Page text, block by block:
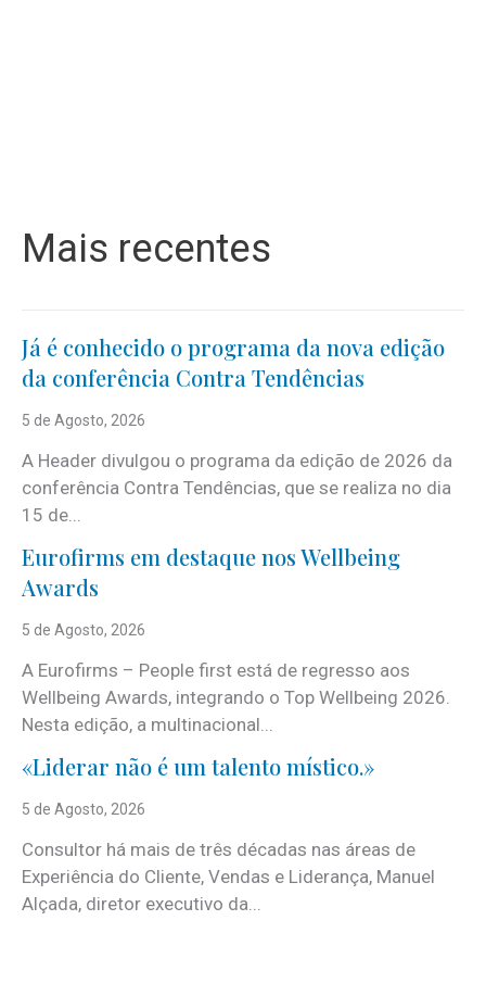
Mais recentes
Já é conhecido o programa da nova edição
da conferência Contra Tendências
5 de Agosto, 2026
A Header divulgou o programa da edição de 2026 da
conferência Contra Tendências, que se realiza no dia
15 de...
Eurofirms em destaque nos Wellbeing
Awards
5 de Agosto, 2026
A Eurofirms – People first está de regresso aos
Wellbeing Awards, integrando o Top Wellbeing 2026.
Nesta edição, a multinacional...
«Liderar não é um talento místico.»
5 de Agosto, 2026
Consultor há mais de três décadas nas áreas de
Experiência do Cliente, Vendas e Liderança, Manuel
Alçada, diretor executivo da...